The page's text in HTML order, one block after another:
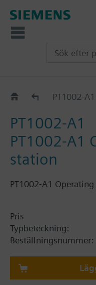
KatalogPT1002-A1
PT1002-A1
PT1002-A1
station
PT1002-A1
Pris
Typbeteckning:
Beställningsnummer: